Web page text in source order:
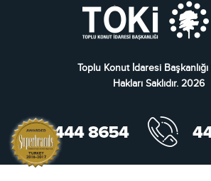
Toplu Konut İdaresi
Hakları Saklıdır. 2026